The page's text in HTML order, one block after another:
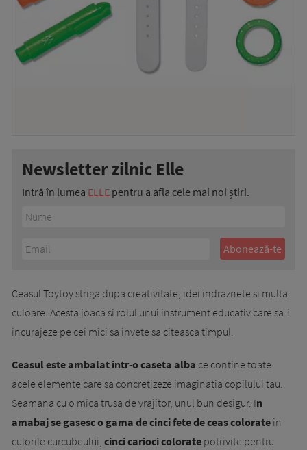
Newsletter zilnic Elle
Intră în lumea ELLE pentru a afla cele mai noi știri.
Ceasul Toytoy striga dupa creativitate, idei indraznete si multa
culoare. Acesta joaca si rolul unui instrument educativ care sa-i
incurajeze pe cei mici sa invete sa citeasca timpul.
Ceasul este ambalat intr-o caseta alba ce contine toate
acele elemente care sa concretizeze imaginatia copilului tau.
Seamana cu o mica trusa de vrajitor, unul bun desigur. In
amabaj se gasesc o gama de cinci fete de ceas colorate in
culorile curcubeului, cinci carioci colorate potrivite pentru